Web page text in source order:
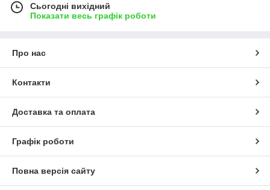
Сьогодні вихідний
Показати весь графік роботи
Про нас
Контакти
Доставка та оплата
Графік роботи
Повна версія сайту